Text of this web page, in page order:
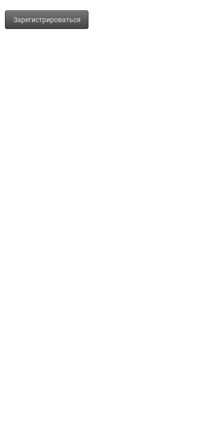
Зарегистрироваться